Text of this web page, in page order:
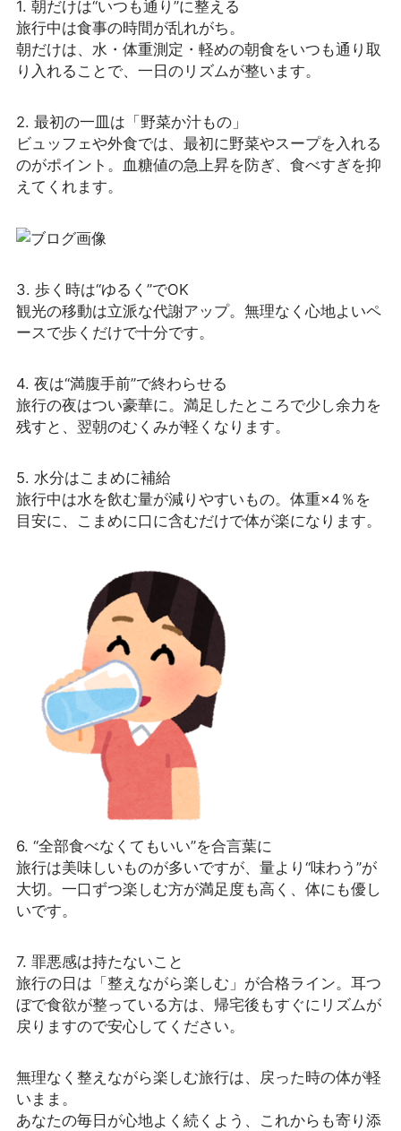
1. 朝だけは“いつも通り”に整える
旅行中は食事の時間が乱れがち。
朝だけは、水・体重測定・軽めの朝食をいつも通り取
り入れることで、一日のリズムが整います。
2. 最初の一皿は「野菜か汁もの」
ビュッフェや外食では、最初に野菜やスープを入れる
のがポイント。血糖値の急上昇を防ぎ、食べすぎを抑
えてくれます。
3. 歩く時は“ゆるく”でOK
観光の移動は立派な代謝アップ。無理なく心地よいペ
ースで歩くだけで十分です。
4. 夜は“満腹手前”で終わらせる
旅行の夜はつい豪華に。満足したところで少し余力を
残すと、翌朝のむくみが軽くなります。
5. 水分はこまめに補給
旅行中は水を飲む量が減りやすいもの。体重×4％を
目安に、こまめに口に含むだけで体が楽になります。
6. “全部食べなくてもいい”を合言葉に
旅行は美味しいものが多いですが、量より“味わう”が
大切。一口ずつ楽しむ方が満足度も高く、体にも優し
いです。
7. 罪悪感は持たないこと
旅行の日は「整えながら楽しむ」が合格ライン。耳つ
ぼで食欲が整っている方は、帰宅後もすぐにリズムが
戻りますので安心してください。
無理なく整えながら楽しむ旅行は、戻った時の体が軽
いまま。
あなたの毎日が心地よく続くよう、これからも寄り添